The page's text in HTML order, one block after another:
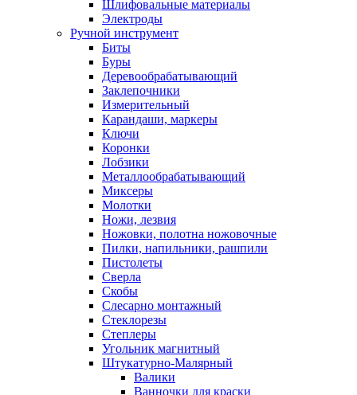
Шлифовальные материалы
Электроды
Ручной инструмент
Биты
Буры
Деревообрабатывающий
Заклепочники
Измерительный
Карандаши, маркеры
Ключи
Коронки
Лобзики
Металлообрабатывающий
Миксеры
Молотки
Ножи, лезвия
Ножовки, полотна ножовочные
Пилки, напильники, рашпили
Пистолеты
Сверла
Скобы
Слесарно монтажный
Стеклорезы
Степлеры
Угольник магнитный
Штукатурно-Малярный
Валики
Ванночки для краски